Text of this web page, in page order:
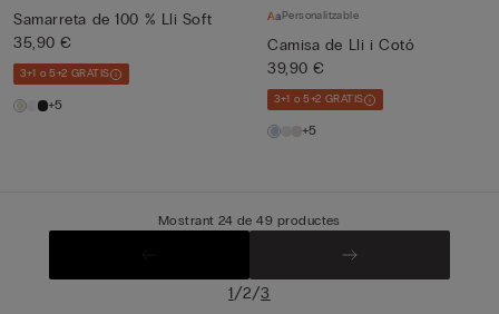
Samarreta de 100 % Lli Soft
35,90 €
3+1 o 5+2 GRATIS
+5
Personalitzable
Camisa de Lli i Cotó
39,90 €
3+1 o 5+2 GRATIS
+5
Mostrant 24 de 49 productes
1/2/3